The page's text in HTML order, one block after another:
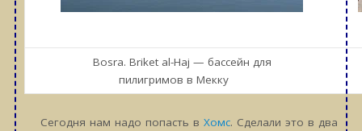
Bosra. Briket al-Haj — бассейн для
пилигримов в Мекку
Сегодня нам надо попасть в Хомс. Сделали это в два